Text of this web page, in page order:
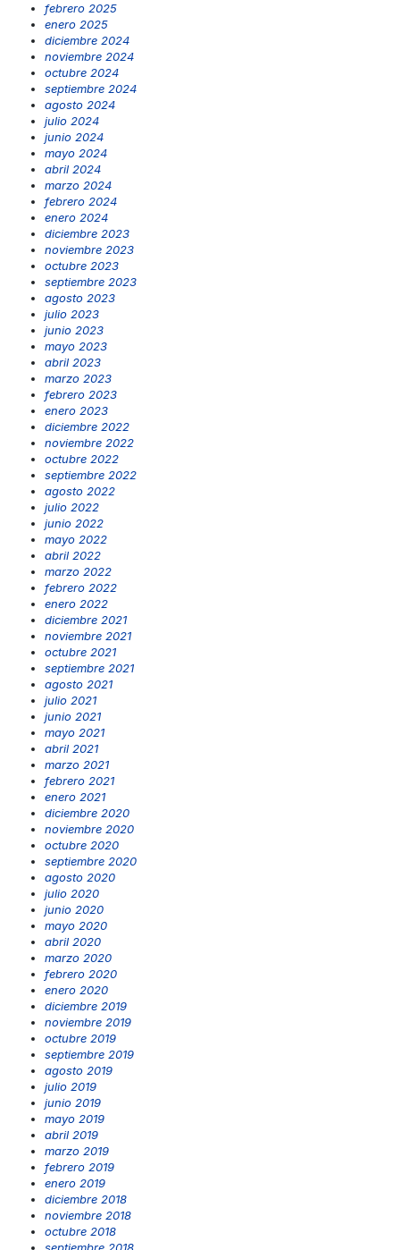
febrero 2025
enero 2025
diciembre 2024
noviembre 2024
octubre 2024
septiembre 2024
agosto 2024
julio 2024
junio 2024
mayo 2024
abril 2024
marzo 2024
febrero 2024
enero 2024
diciembre 2023
noviembre 2023
octubre 2023
septiembre 2023
agosto 2023
julio 2023
junio 2023
mayo 2023
abril 2023
marzo 2023
febrero 2023
enero 2023
diciembre 2022
noviembre 2022
octubre 2022
septiembre 2022
agosto 2022
julio 2022
junio 2022
mayo 2022
abril 2022
marzo 2022
febrero 2022
enero 2022
diciembre 2021
noviembre 2021
octubre 2021
septiembre 2021
agosto 2021
julio 2021
junio 2021
mayo 2021
abril 2021
marzo 2021
febrero 2021
enero 2021
diciembre 2020
noviembre 2020
octubre 2020
septiembre 2020
agosto 2020
julio 2020
junio 2020
mayo 2020
abril 2020
marzo 2020
febrero 2020
enero 2020
diciembre 2019
noviembre 2019
octubre 2019
septiembre 2019
agosto 2019
julio 2019
junio 2019
mayo 2019
abril 2019
marzo 2019
febrero 2019
enero 2019
diciembre 2018
noviembre 2018
octubre 2018
septiembre 2018